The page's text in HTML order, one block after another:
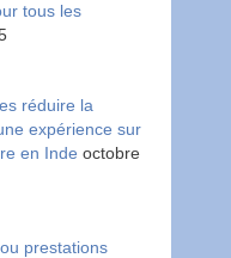
tous les
réduire la
expérience sur
en Inde octobre
prestations